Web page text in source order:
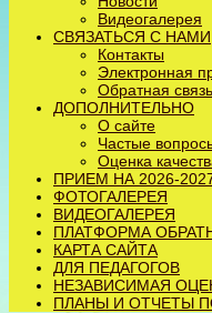
Видеогалерея
СВЯЗАТЬСЯ С НАМИ
Контакты
Электронная
Обратная связь
ДОПОЛНИТЕЛЬНО
О сайте
Частые
Оценка
ПРИЕМ НА 2026-
ФОТОГАЛЕРЕЯ
ВИДЕОГАЛЕРЕЯ
ПЛАТФОРМА
КАРТА САЙТА
ДЛЯ ПЕДАГОГОВ
НЕЗАВИСИМАЯ
ПЛАНЫ И ОТЧЕТЫ